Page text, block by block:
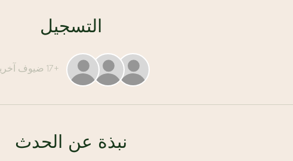
التسجيل
+17 ضيوف آخرين
نبذة عن الحدث